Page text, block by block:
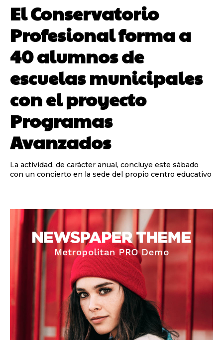
El Conservatorio
Profesional forma a
40 alumnos de
escuelas municipales
con el proyecto
Programas
Avanzados
La actividad, de carácter anual, concluye este sábado
con un concierto en la sede del propio centro educativo